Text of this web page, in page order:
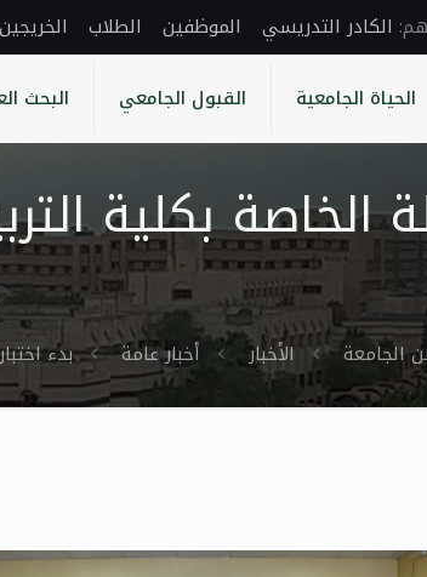
الكادر التدريسي الموظفين الطلاب الخريجين
الحياة الجامعية القبول الجامعي البحث
الخاصة بكلية
الجامعة الأخبار أخبار عامة بدء